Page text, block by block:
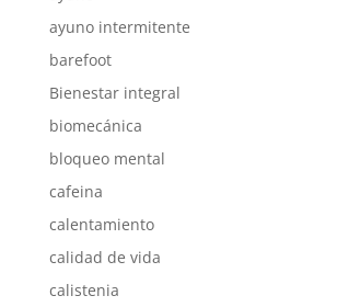
ayuno intermitente
barefoot
Bienestar integral
biomecánica
bloqueo mental
cafeina
calentamiento
calidad de vida
calistenia